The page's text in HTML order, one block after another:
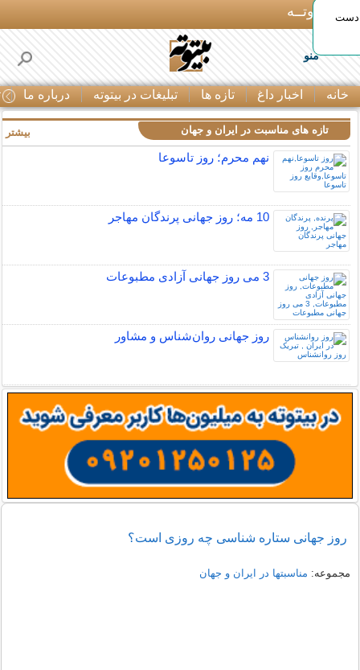
بـیتوتــه
منو
خانه اخبار داغ تازه ها تبلیغات در بیتوته درباره ما
دست
تازه های مناسبت در ایران و جهان
نهم محرم؛ روز تاسوعا
10 مه؛ روز جهانی پرندگان مهاجر
3 می روز جهانی آزادی مطبوعات
روز جهانی روان‌شناس و مشاور
بیشتر
روز جهانی ستاره شناسی چه روزی است؟
مجموعه: مناسبتها در ایران و جهان